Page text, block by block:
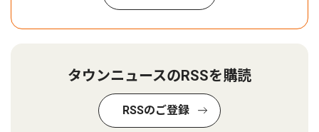
タウンニュースのRSSを購読
RSSのご登録